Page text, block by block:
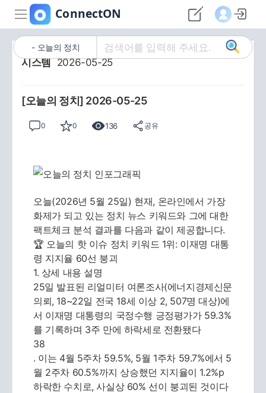
오늘의 정치
시스템 2026-05-25
[오늘의 정치] 2026-05-25
0 0 136 공유
오늘(2026년 5월 25일) 현재, 온라인에서 가장
화제가 되고 있는 정치 뉴스 키워드와 그에 대한
팩트체크 분석 결과를 다음과 같이 제공합니다.
🏆 오늘의 핫 이슈 정치 키워드 1위: 이재명 대통
령 지지율 60선 붕괴
1. 상세 내용 설명
25일 발표된 리얼미터 여론조사(에너지경제신문
의뢰, 18~22일 전국 18세 이상 2, 507명 대상)에
서 이재명 대통령의 국정수행 긍정평가가 59.3%
를 기록하며 3주 만에 하락세로 전환됐다
38
. 이는 4월 5주차 59.5%, 5월 1주차 59.7%에서 5
월 2주차 60.5%까지 상승했던 지지율이 1.2%p
하락한 수치로, 사실상 60% 선이 붕괴된 것이다